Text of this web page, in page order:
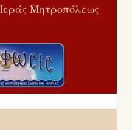
Μητροπόλεως